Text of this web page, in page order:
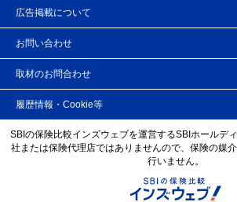
広告掲載について
お問い合わせ
取材のお問合わせ
履歴情報・Cookie等
SBIの保険比較インズウェブを運営するSBIホールデ
社または保険代理店ではありませんので、保険の媒
行いません。